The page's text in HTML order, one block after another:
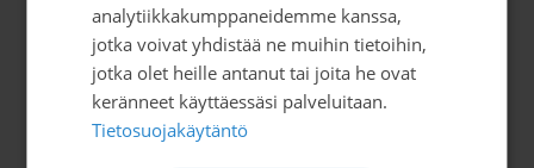
Siltasaarenkatu 4, 00530 Helsinki
info@syopapotilaat.fi
Y-tunnus: 0239008-1
analytiikkakumppaneidemme kanssa,
jotka voivat yhdistää ne muihin tietoihin,
jotka olet heille antanut tai joita he ovat
keränneet käyttäessäsi palveluitaan.
Tietosuojakäytäntö